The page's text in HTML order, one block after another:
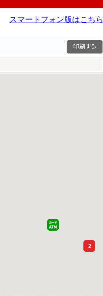
スマートフォン版はこちら
2